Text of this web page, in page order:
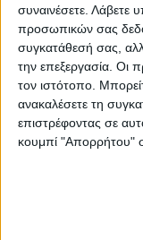
συναινέσετε. Λάβετε
προσωπικών σας
συγκατάθεσή σας,
την επεξεργασία. Οι
τον ιστότοπο.
ανακαλέσετε τη
επιστρέφοντας σε
κουμπί "Απορρήτου"
ΠΑΡΟΜΟΙΑ